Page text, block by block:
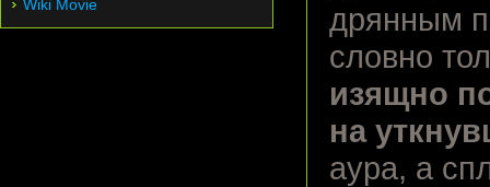
дрянным
словно
изящно
на
аура, а
Wiki Movie